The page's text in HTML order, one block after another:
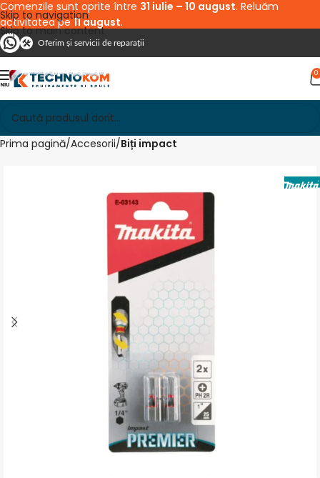
Skip to navigation
Skip to main content
Oferim și servicii de reparații
0
Prima pagină Accesorii Biți impact
Comenzile sunt oprite între 31 iulie – 10 august. Reluăm
activitatea pe11 august.